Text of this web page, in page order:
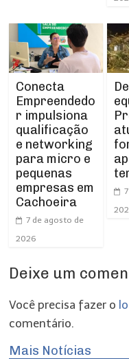
Conecta
Empreendedo
r impulsiona
qualificação
e networking
para micro e
pequenas
empresas em
Cachoeira
7 de agosto de
2026
Deixe um
Você precisa fazer o
comentário.
Mais Notícias